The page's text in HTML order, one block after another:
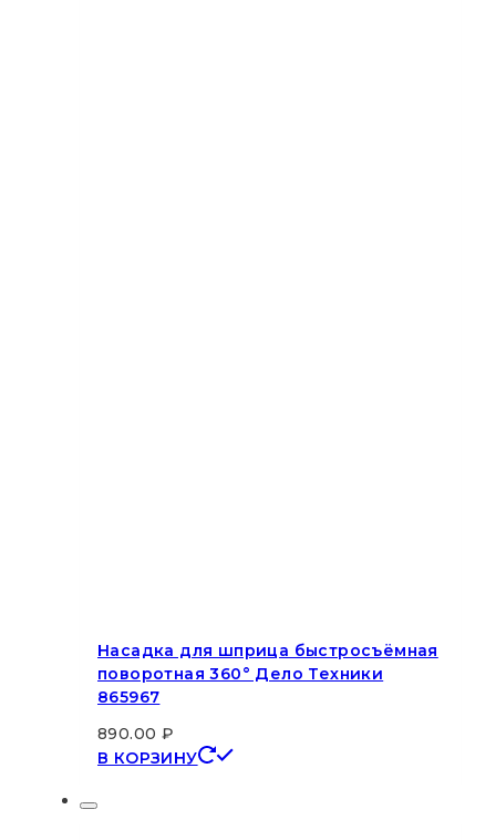
Насадка для шприца быстросъёмная
поворотная 360° Дело Техники
865967
890.00 ₽
В КОРЗИНУ